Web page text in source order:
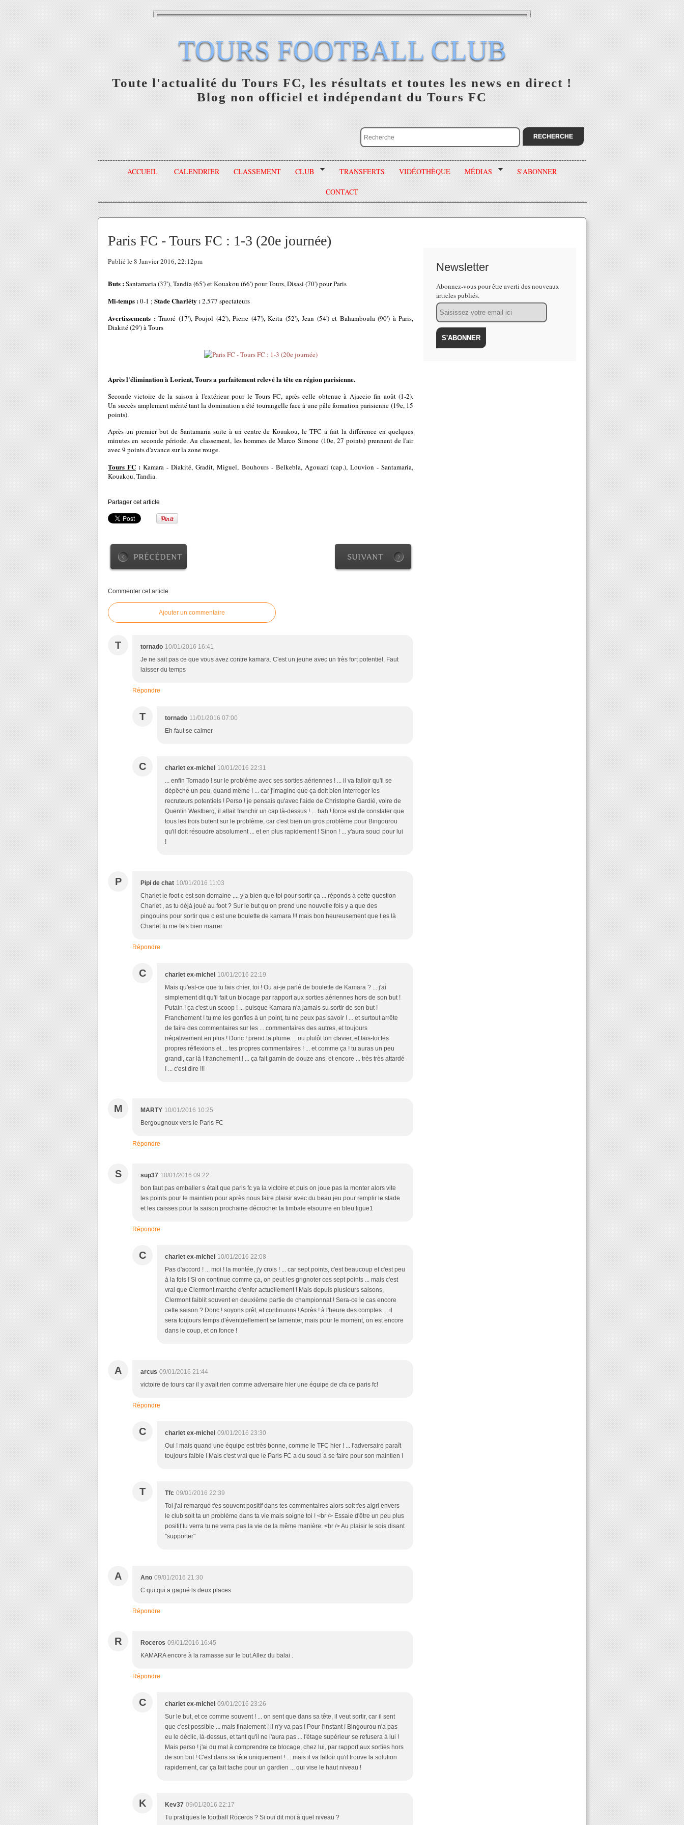
TOURS FOOTBALL CLUB
Toute l'actualité du Tours FC, les résultats et toutes les news en direct !
Blog non officiel et indépendant du Tours FC
ACCUEIL CALENDRIER CLASSEMENT CLUB TRANSFERTS VIDÉOTHÈQUE MÉDIAS S'ABONNER
CONTACT
Paris FC - Tours FC : 1-3 (20e journée)
Publié le 8 Janvier 2016, 22:12pm
Buts :Santamaria (37'), Tandia (65') et Kouakou (66') pour Tours, Disasi (70') pour Paris
Mi-temps :0-1 ; Stade Charléty :2.577 spectateurs
Avertissements : Traoré (17'), Poujol (42'), Pierre (47'), Keita (52'), Jean (54') et Bahamboula (90') à Paris,
Diakité (29') à Tours
Après l'élimination à Lorient, Tours a parfaitement relevé la tête en région parisienne.
Seconde victoire de la saison à l'extérieur pour le Tours FC, après celle obtenue à Ajaccio fin août (1-2).
Un succès amplement mérité tant la domination a été tourangelle face à une pâle formation parisienne (19e, 15
points).
Après un premier but de Santamaria suite à un centre de Kouakou, le TFC a fait la différence en quelques
minutes en seconde période. Au classement, les hommes de Marco Simone (10e, 27 points) prennent de l'air
avec 9 points d'avance sur la zone rouge.
Tours FC :Kamara - Diakité, Gradit, Miguel, Bouhours - Belkebla, Agouazi (cap.), Louvion - Santamaria,
Kouakou, Tandia.
Partager cet article
PRÉCÉDENT SUIVANT
Commenter cet article
Ajouter un commentaire
T tornado 10/01/2016 16:41
Je ne sait pas ce que vous avez contre kamara. C'est un jeune avec un très fort potentiel. Faut
laisser du temps
Répondre
T tornado 11/01/2016 07:00
Eh faut se calmer
C charlet ex-michel 10/01/2016 22:31
... enfin Tornado ! sur le problème avec ses sorties aériennes ! ... il va falloir qu'il se
dépêche un peu, quand même ! ... car j'imagine que ça doit bien interroger les
recruteurs potentiels ! Perso ! je pensais qu'avec l'aide de Christophe Gardié, voire de
Quentin Westberg, il allait franchir un cap là-dessus ! ... bah ! force est de constater que
tous les trois butent sur le problème, car c'est bien un gros problème pour Bingourou
qu'il doit résoudre absolument ... et en plus rapidement ! Sinon ! ... y'aura souci pour lui
!
P Pipi de chat 10/01/2016 11:03
Charlet le foot c est son domaine .... y a bien que toi pour sortir ça ... réponds à cette question
Charlet , as tu déjà joué au foot ? Sur le but qu on prend une nouvelle fois y a que des
pingouins pour sortir que c est une boulette de kamara !!! mais bon heureusement que t es là
Charlet tu me fais bien marrer
Répondre
C charlet ex-michel 10/01/2016 22:19
Mais qu'est-ce que tu fais chier, toi ! Ou ai-je parlé de boulette de Kamara ? ... j'ai
simplement dit qu'il fait un blocage par rapport aux sorties aériennes hors de son but !
Putain ! ça c'est un scoop ! ... puisque Kamara n'a jamais su sortir de son but !
Franchement ! tu me les gonfles à un point, tu ne peux pas savoir ! ... et surtout arrête
de faire des commentaires sur les ... commentaires des autres, et toujours
négativement en plus ! Donc ! prend ta plume ... ou plutôt ton clavier, et fais-toi tes
propres réflexions et ... tes propres commentaires ! ... et comme ça ! tu auras un peu
grandi, car là ! franchement ! ... ça fait gamin de douze ans, et encore ... très très attardé
! ... c'est dire !!!
M MARTY 10/01/2016 10:25
Bergougnoux vers le Paris FC
Répondre
S sup37 10/01/2016 09:22
bon faut pas emballer s était que paris fc ya la victoire et puis on joue pas la monter alors vite
les points pour le maintien pour après nous faire plaisir avec du beau jeu pour remplir le stade
et les caisses pour la saison prochaine décrocher la timbale etsourire en bleu ligue1
Répondre
C charlet ex-michel 10/01/2016 22:08
Pas d'accord ! ... moi ! la montée, j'y crois ! ... car sept points, c'est beaucoup et c'est peu
à la fois ! Si on continue comme ça, on peut les grignoter ces sept points ... mais c'est
vrai que Clermont marche d'enfer actuellement ! Mais depuis plusieurs saisons,
Clermont faiblit souvent en deuxième partie de championnat ! Sera-ce le cas encore
cette saison ? Donc ! soyons prêt, et continuons ! Après ! à l'heure des comptes ... il
sera toujours temps d'éventuellement se lamenter, mais pour le moment, on est encore
dans le coup, et on fonce !
A arcus 09/01/2016 21:44
victoire de tours car il y avait rien comme adversaire hier une équipe de cfa ce paris fc!
Répondre
C charlet ex-michel 09/01/2016 23:30
Oui ! mais quand une équipe est très bonne, comme le TFC hier ! ... l'adversaire paraît
toujours faible ! Mais c'est vrai que le Paris FC a du souci à se faire pour son maintien !
T Tfc 09/01/2016 22:39
Toi j'ai remarqué t'es souvent positif dans tes commentaires alors soit t'es aigri envers
le club soit ta un problème dans ta vie mais soigne toi ! <br /> Essaie d'être un peu plus
positif tu verra tu ne verra pas la vie de la même manière. <br /> Au plaisir le sois disant
"supporter"
A Ano 09/01/2016 21:30
C qui qui a gagné ls deux places
Répondre
R Roceros 09/01/2016 16:45
KAMARA encore à la ramasse sur le but.Allez du balai .
Répondre
C charlet ex-michel 09/01/2016 23:26
Sur le but, et ce comme souvent ! ... on sent que dans sa tête, il veut sortir, car il sent
que c'est possible ... mais finalement ! il n'y va pas ! Pour l'instant ! Bingourou n'a pas
eu le déclic, là-dessus, et tant qu'il ne l'aura pas ... l'étage supérieur se refusera à lui !
Mais perso ! j'ai du mal à comprendre ce blocage, chez lui, par rapport aux sorties hors
de son but ! C'est dans sa tête uniquement ! ... mais il va falloir qu'il trouve la solution
rapidement, car ça fait tache pour un gardien ... qui vise le haut niveau !
K Kev37 09/01/2016 22:17
Tu pratiques le football Roceros ? Si oui dit moi à quel niveau ?
Newsletter
Abonnez-vous pour être averti des nouveaux
articles publiés.
Email